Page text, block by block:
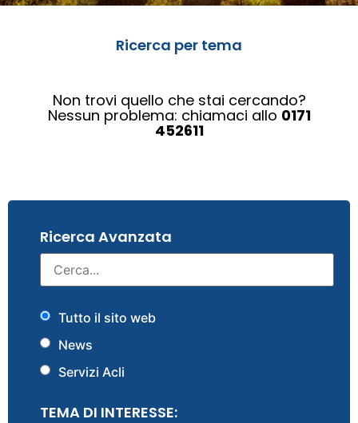
Ricerca per tema
Non trovi quello che stai cercando?
Nessun problema: chiamaci allo 0171
452611
Ricerca Avanzata
Tutto il sito web
News
Servizi Acli
TEMA DI INTERESSE: